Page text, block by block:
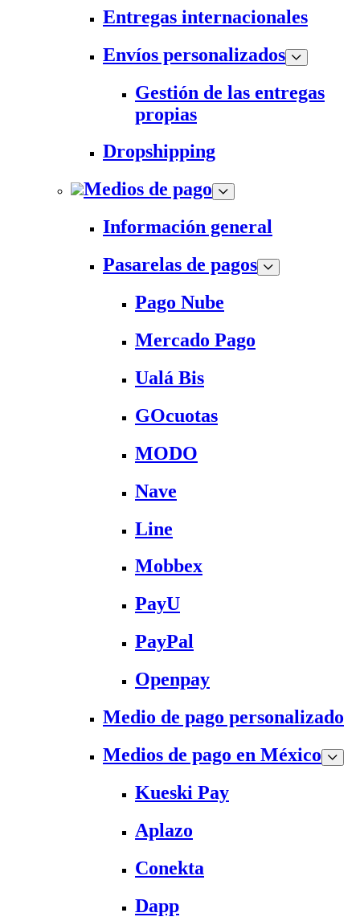
Entregas internacionales
Envíos personalizados
Gestión de las entregas
propias
Dropshipping
Medios de pago
Información general
Pasarelas de pagos
Pago Nube
Mercado Pago
Ualá Bis
GOcuotas
MODO
Nave
Line
Mobbex
PayU
PayPal
Openpay
Medio de pago personalizado
Medios de pago en México
Kueski Pay
Aplazo
Conekta
Dapp